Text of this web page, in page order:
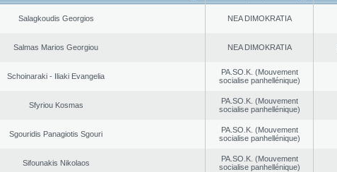
Salagkoudis Georgios NEA DΙMOKRATIA
Salmas Marios Georgiou NEA DΙMOKRATIA
Schoinaraki - Iliaki Evangelia
PA.SO.K. (Mouvement
socialise panhellénique)
Sfyriou Kosmas
PA.SO.K. (Mouvement
socialise panhellénique)
Sgouridis Panagiotis Sgouri
PA.SO.K. (Mouvement
socialise panhellénique)
Sifounakis Nikolaos
PA.SO.K. (Mouvement
socialise panhellénique)